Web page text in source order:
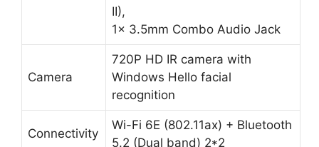
Wi-Fi 6E (802.11ax) + Bluetooth
5.2 (Dual band) 2*2
4-speaker system with Smart
Amplifier Technology, AI noise-
canceling technology,
Dolby Atmos, Hi-
Res certification